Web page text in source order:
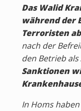
Das Walid
während der
Terroristen
nach der
den Betrieb
Sanktionen
In Homs